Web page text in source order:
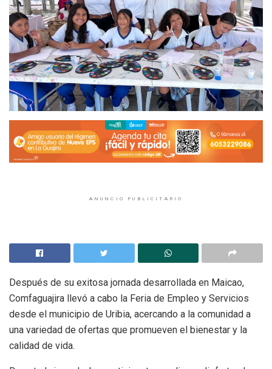
ANUNCIO PUBLICITARIO
Después de su exitosa jornada desarrollada en Maicao,
Comfaguajira llevó a cabo la Feria de Empleo y Servicios
desde el municipio de Uribia, acercando a la comunidad a
una variedad de ofertas que promueven el bienestar y la
calidad de vida.